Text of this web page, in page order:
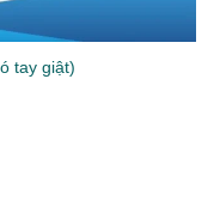
tay giật)